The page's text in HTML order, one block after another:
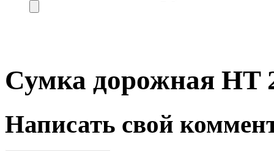
Сумка дорожная HT
Написать свой